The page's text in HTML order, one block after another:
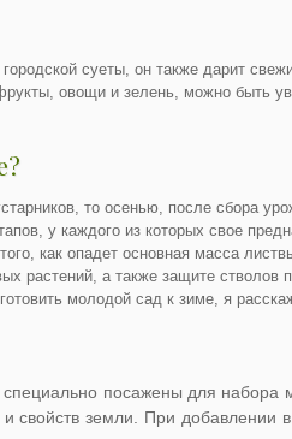
суеты, он также дарит
овощи и зелень, можно быть
то осенью, после сбора
у каждого из которых свое
как опадет основная масса
растений, а также защите стволов
молодой сад к зиме, я
посажены для набора
земли. При добавлении